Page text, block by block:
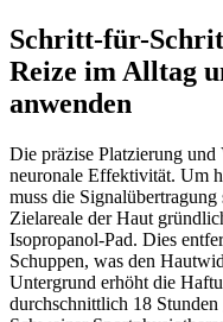
Schritt-für-
Reize im Alltag
anwenden
Die präzise Platzierung und
neuronale Effektivität. Um
muss die
Zielareale der Haut
Isopropanol-Pad. Dies
Schuppen, was den
Untergrund erhöht die
durchschnittlich 18